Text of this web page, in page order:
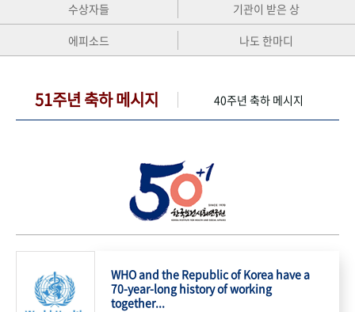
수상자들
기관이 받은 상
에피소드
나도 한마디
51주년 축하 메시지 40주년 축하 메시지
WHO and the Republic of Korea have a
70-year-long history of working
together...